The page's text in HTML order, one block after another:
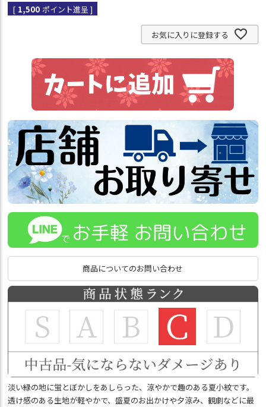
[ 1,500 ポイント進呈 ]
お気に入りに登録する
商品についてのお問い合わせ
淡い緑の地に蛍とぼかしをあしらった、涼やかで趣のある夏小紋です。
透け感のある生地が軽やかで、盛夏のお出かけや夕涼み、観劇などに最